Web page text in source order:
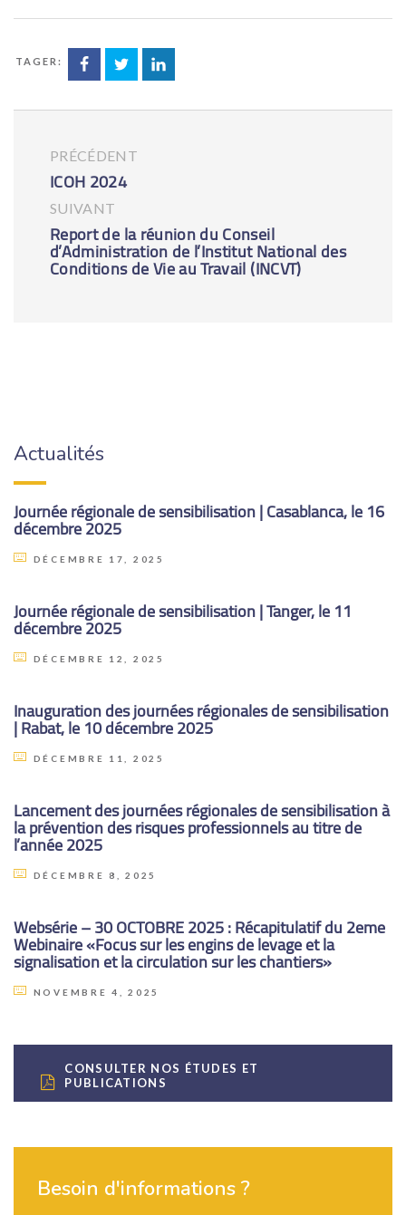
PRÉCÉDENT
ICOH 2024
SUIVANT
Report de la réunion du Conseil
d’Administration de l’Institut National des
Conditions de Vie au Travail (INCVT)
Actualités
Journée régionale de sensibilisation | Casablanca, le 16
décembre 2025
DÉCEMBRE 17, 2025
Journée régionale de sensibilisation | Tanger, le 11
décembre 2025
DÉCEMBRE 12, 2025
Inauguration des journées régionales de sensibilisation
| Rabat, le 10 décembre 2025
DÉCEMBRE 11, 2025
Lancement des journées régionales de sensibilisation à
la prévention des risques professionnels au titre de
l’année 2025
DÉCEMBRE 8, 2025
Websérie – 30 OCTOBRE 2025 : Récapitulatif du 2eme
Webinaire «Focus sur les engins de levage et la
signalisation et la circulation sur les chantiers»
NOVEMBRE 4, 2025
CONSULTER NOS ÉTUDES ET
PUBLICATIONS
Besoin d'informations ?